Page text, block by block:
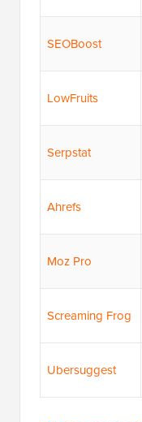
SEOBoost
LowFruits
Serpstat
Ahrefs
Moz Pro
Screaming Frog
Ubersuggest